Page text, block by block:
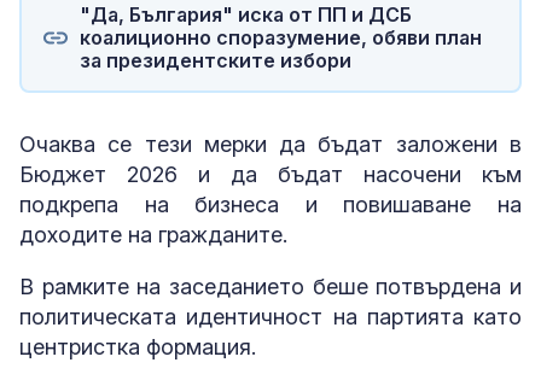
"Да, България" иска от ПП и ДСБ
коалиционно споразумение, обяви план
за президентските избори
Очаква се тези мерки да бъдат заложени в
Бюджет 2026 и да бъдат насочени към
подкрепа на бизнеса и повишаване на
доходите на гражданите.
В рамките на заседанието беше потвърдена и
политическата идентичност на партията като
центристка формация.